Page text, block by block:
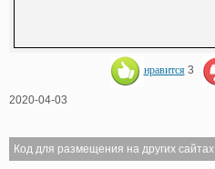
нравится 3
2020-04-03
Код для размещения на других сайтах